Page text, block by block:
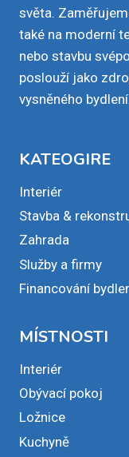
světa.
také na moderní
nebo stavbu
poslouží jako
vysněného bydlení.
KATEOGIRE
Interiér
Stavba &
Zahrada
Služby a firmy
Financování
MÍSTNOSTI
Interiér
Obývací pokoj
Ložnice
Kuchyně